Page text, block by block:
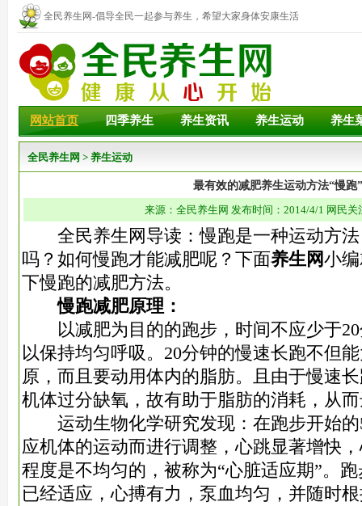
全民养生网-倡导全民一起参与养生，希望大家身体安康生活
幸福！
网站首页 四季养生 养生资讯 养生运动 养生
全民养生网 > 养生运动
最有效的减肥养生运动方法“慢跑”
来源：全民养生网 发布时间：2014/4/1 网民关
全民养生网导读：慢跑是一种运动方法
吗？如何慢跑才能减肥呢？下面养生网小
下慢跑的减肥方法。
慢跑减肥原理：
以减肥为目的的跑步，时间不应少于20
以保持均匀呼吸。20分钟的慢速长跑不但
原，而且要动用体内的脂肪。且由于慢速
机体过分缺氧，故有助于脂肪的消耗，从
运动生物化学研究发现：在跑步开始的
应机体的运动而进行调整，心跳显著增快
程度是不均匀的，被称为“心脏适应期”。
已经适应，心搏有力，泵血均匀，并随时